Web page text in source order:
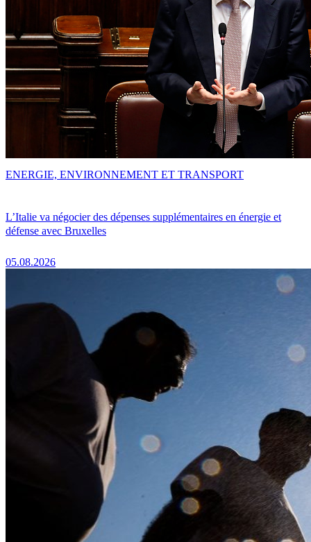
L’Italie va négocier des dépenses supplémentaires en énergie et
défense avec Bruxelles
05.08.2026
ENERGIE, ENVIRONNEMENT ET TRANSPORT